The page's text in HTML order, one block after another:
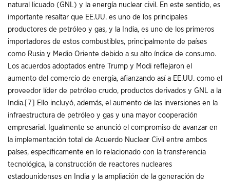
natural licuado (GNL) y la energía nuclear civil. En este sentido, es
importante resaltar que EE.UU. es uno de los principales
productores de petróleo y gas, y la India, es uno de los primeros
importadores de estos combustibles, principalmente de países
como Rusia y Medio Oriente debido a su alto índice de consumo.
Los acuerdos adoptados entre Trump y Modi reflejaron el
aumento del comercio de energía, afianzando así a EE.UU. como el
proveedor líder de petróleo crudo, productos derivados y GNL a la
India. [7]
Ello incluyó, además, el aumento de las inversiones en la
infraestructura de petróleo y gas y una mayor cooperación
empresarial. Igualmente se anunció el compromiso de avanzar en
la implementación total de Acuerdo Nuclear Civil entre ambos
países, específicamente en lo relacionado con la transferencia
tecnológica, la construcción de reactores nucleares
estadounidenses en India y la ampliación de la generación de